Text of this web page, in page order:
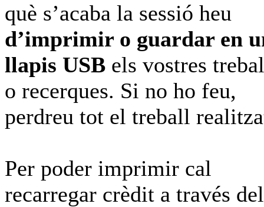
què s’acaba la sessió heu
d’imprimir o guardar en
llapis USB els vostres
o recerques. Si no ho feu,
perdreu tot el treball
Per poder imprimir cal
recarregar crèdit a través del